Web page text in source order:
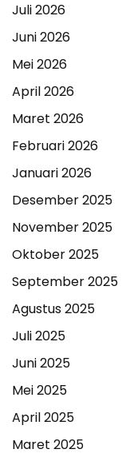
Juli 2026
Juni 2026
Mei 2026
April 2026
Maret 2026
Februari 2026
Januari 2026
Desember 2025
November 2025
Oktober 2025
September 2025
Agustus 2025
Juli 2025
Juni 2025
Mei 2025
April 2025
Maret 2025